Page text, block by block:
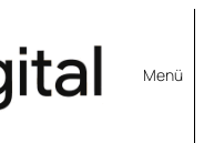
Menü